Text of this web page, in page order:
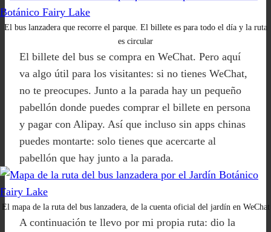
El bus lanzadera que recorre el parque. El billete es para todo el día y la ruta
es circular
El billete del bus se compra en WeChat. Pero aquí
va algo útil para los visitantes: si no tienes WeChat,
no te preocupes. Junto a la parada hay un pequeño
pabellón donde puedes comprar el billete en persona
y pagar con Alipay. Así que incluso sin apps chinas
puedes montarte: solo tienes que acercarte al
pabellón que hay junto a la parada.
El mapa de la ruta del bus lanzadera, de la cuenta oficial del jardín en WeChat
A continuación te llevo por mi propia ruta: dio la